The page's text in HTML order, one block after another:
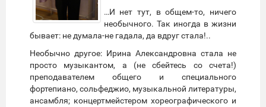
…И нет тут, в общем-то, ничего
необычного. Так иногда в жизни
бывает: не думала-не гадала, да вдруг стала!..
Необычно другое: Ирина Александровна стала не
просто музыкантом, а (не сбейтесь со счета!)
преподавателем общего и специального
фортепиано, сольфеджио, музыкальной литературы,
ансамбля; концертмейстером хореографического и